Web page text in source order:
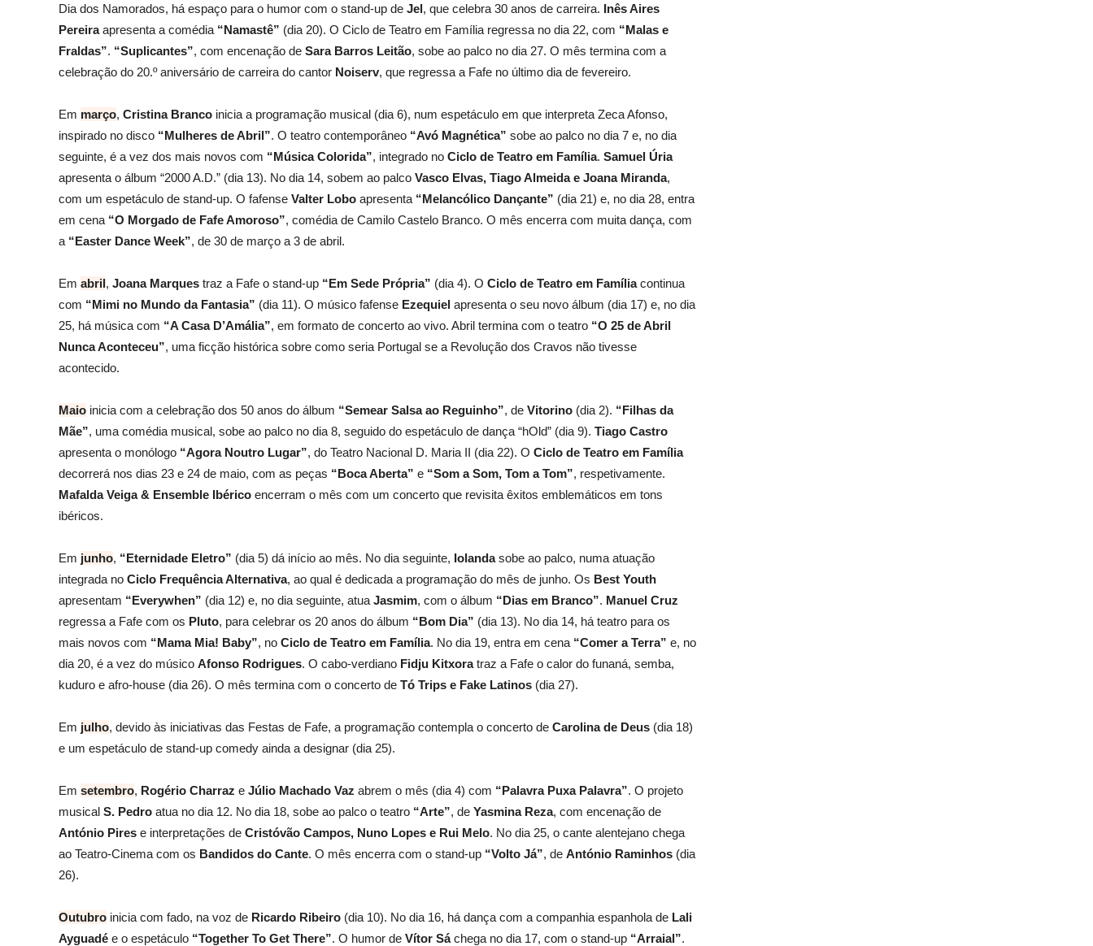
Dia dos Namorados, há espaço para o humor com o stand-up de Jel, que celebra 30 anos de carreira. Inês Aires
Pereiraapresenta a comédia “Namastê” (dia 20). O Ciclo de Teatro em Família regressa no dia 22, com “Malas e
Fraldas”. “Suplicantes”, com encenação de Sara Barros Leitão, sobe ao palco no dia 27. O mês termina com a
celebração do 20.º aniversário de carreira do cantor Noiserv, que regressa a Fafe no último dia de fevereiro.
Em março, Cristina Branco inicia a programação musical (dia 6), num espetáculo em que interpreta Zeca Afonso,
inspirado no disco “Mulheres de Abril”. O teatro contemporâneo “Avó Magnética” sobe ao palco no dia 7 e, no dia
seguinte, é a vez dos mais novos com “Música Colorida”, integrado no Ciclo de Teatro em Família. Samuel Úria
apresenta o álbum “2000 A.D.” (dia 13). No dia 14, sobem ao palco Vasco Elvas, Tiago Almeida e Joana Miranda,
com um espetáculo de stand-up. O fafense Valter Lobo apresenta “Melancólico Dançante” (dia 21) e, no dia 28, entra
em cena “O Morgado de Fafe Amoroso”, comédia de Camilo Castelo Branco. O mês encerra com muita dança, com
a “Easter Dance Week”, de 30 de março a 3 de abril.
Em abril, Joana Marques traz a Fafe o stand-up “Em Sede Própria” (dia 4). O Ciclo de Teatro em Famíliacontinua
com “Mimi no Mundo da Fantasia” (dia 11). O músico fafense Ezequiel apresenta o seu novo álbum (dia 17) e, no dia
25, há música com “A Casa D’Amália”, em formato de concerto ao vivo. Abril termina com o teatro “O 25 de Abril
Nunca Aconteceu”, uma ficção histórica sobre como seria Portugal se a Revolução dos Cravos não tivesse
acontecido.
Maio inicia com a celebração dos 50 anos do álbum “Semear Salsa ao Reguinho”, de Vitorino (dia 2). “Filhas da
Mãe”, uma comédia musical, sobe ao palco no dia 8, seguido do espetáculo de dança “hOld” (dia 9). Tiago Castro
apresenta o monólogo “Agora Noutro Lugar”, do Teatro Nacional D. Maria II (dia 22). O Ciclo de Teatro em Família
decorrerá nos dias 23 e 24 de maio, com as peças “Boca Aberta” e “Som a Som, Tom a Tom”, respetivamente.
Mafalda Veiga & Ensemble Ibérico encerram o mês com um concerto que revisita êxitos emblemáticos em tons
ibéricos.
Em junho, “Eternidade Eletro” (dia 5) dá início ao mês. No dia seguinte, Iolandasobe ao palco, numa atuação
integrada no Ciclo Frequência Alternativa, ao qual é dedicada a programação do mês de junho. Os Best Youth
apresentam “Everywhen” (dia 12) e, no dia seguinte, atua Jasmim, com o álbum “Dias em Branco”. Manuel Cruz
regressa a Fafe com os Pluto, para celebrar os 20 anos do álbum “Bom Dia” (dia 13). No dia 14, há teatro para os
mais novos com “Mama Mia! Baby”, no Ciclo de Teatro em Família. No dia 19, entra em cena “Comer a Terra” e, no
dia 20, é a vez do músico Afonso Rodrigues. O cabo-verdiano Fidju Kitxoratraz a Fafe o calor do funaná, semba,
kuduro e afro-house (dia 26). O mês termina com o concerto de Tó Trips e Fake Latinos (dia 27).
Em julho, devido às iniciativas das Festas de Fafe, a programação contempla o concerto de Carolina de Deus (dia 18)
e um espetáculo de stand-up comedy ainda a designar (dia 25).
Em setembro, Rogério Charraz e Júlio Machado Vaz abrem o mês (dia 4) com “Palavra Puxa Palavra”. O projeto
musical S. Pedro atua no dia 12. No dia 18, sobe ao palco o teatro “Arte”, de Yasmina Reza, com encenação de
António Pires e interpretações de Cristóvão Campos, Nuno Lopes e Rui Melo. No dia 25, o cante alentejano chega
ao Teatro-Cinema com os Bandidos do Cante. O mês encerra com o stand-up “Volto Já”, de António Raminhos (dia
26).
Outubro inicia com fado, na voz de Ricardo Ribeiro (dia 10). No dia 16, há dança com a companhia espanhola de Lali
Ayguadé e o espetáculo “Together To Get There”. O humor de Vítor Sáchega no dia 17, com o stand-up “Arraial”.